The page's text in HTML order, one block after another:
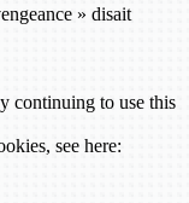
» disait
continuing to use this
see here: